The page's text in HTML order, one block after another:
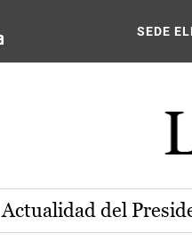
SEDE
Actualidad del